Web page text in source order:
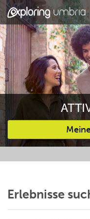
Bevorzugte
Erlebnisse